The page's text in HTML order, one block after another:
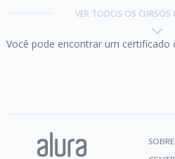
VER TODOS OS CURSOS
Você pode encontrar um certificado